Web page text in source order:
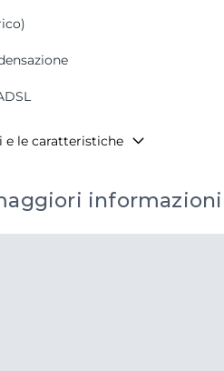
e le caratteristiche
informazioni